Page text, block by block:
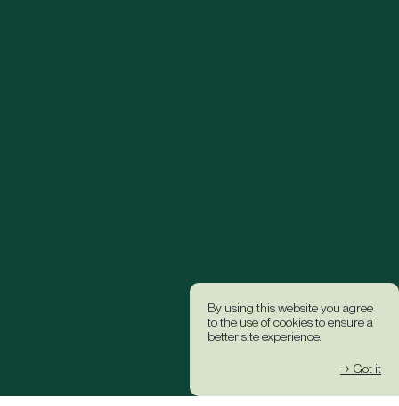
By using this website you agree
to the use of cookies to ensure a
better site experience.
→ Got it